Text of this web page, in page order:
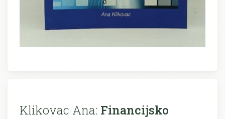
Klikovac Ana: Financijsko